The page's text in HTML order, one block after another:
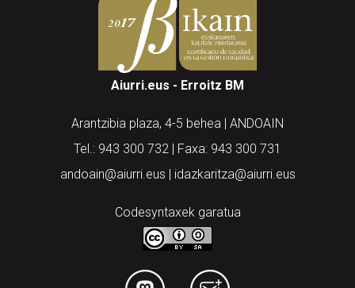
Aiurri.eus - Erroitz BM
Arantzibia plaza, 4-5 behea | ANDOAIN
Tel.: 943 300 732 | Faxa: 943 300 731
andoain@aiurri.eus | idazkaritza@aiurri.eus
Codesyntaxek garatua